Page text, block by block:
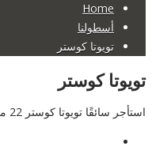
Home
أسطولنا
تويوتا كوستر
تويوتا كوستر
استأجر سائقًا تويوتا كوستر 22 مقعدًا في أبو ظبي